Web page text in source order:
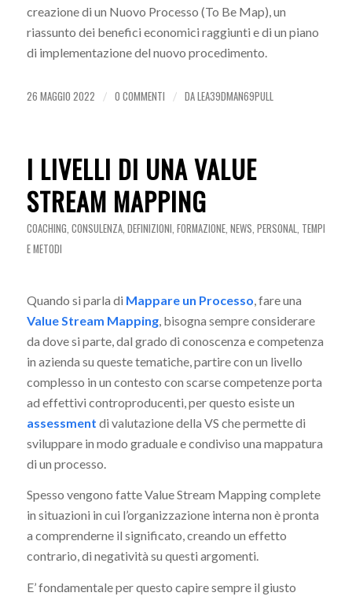
creazione di un Nuovo Processo (To Be Map), un
riassunto dei benefici economici raggiunti e di un piano
di implementazione del nuovo procedimento.
26 MAGGIO 2022 / 0 COMMENTI / DALEA39DMAN69PULL
I LIVELLI DI UNA VALUE
STREAM MAPPING
COACHING, CONSULENZA, DEFINIZIONI, FORMAZIONE, NEWS, PERSONAL, TEMPI
E METODI
Quando si parla di Mappare un Processo , fare una
Value Stream Mapping, bisogna sempre considerare
da dove si parte, dal grado di conoscenza e competenza
in azienda su queste tematiche, partire con un livello
complesso in un contesto con scarse competenze porta
ad effettivi controproducenti, per questo esiste un
assessment di valutazione della VS che permette di
sviluppare in modo graduale e condiviso una mappatura
di un processo.
Spesso vengono fatte Value Stream Mapping complete
in situazioni in cui l’organizzazione interna non è pronta
a comprenderne il significato, creando un effetto
contrario, di negatività su questi argomenti.
E’ fondamentale per questo capire sempre il giusto